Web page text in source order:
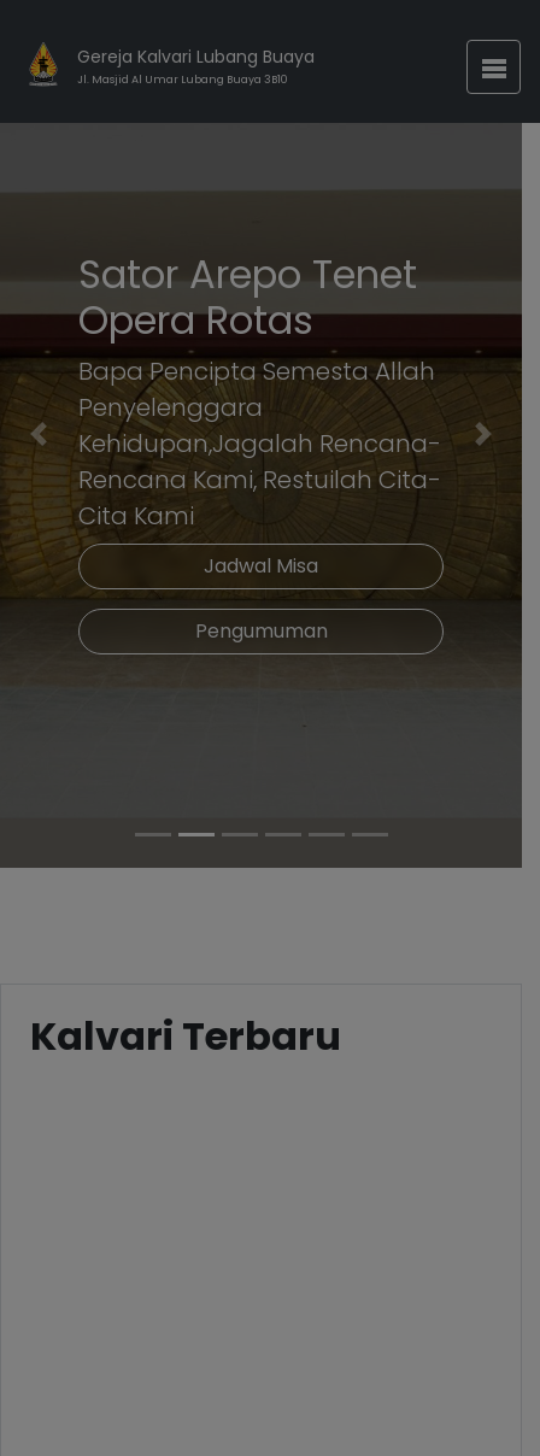
Gereja Kalvari Lubang Buaya
Jl. Masjid Al Umar Lubang Buaya 3B10
Sator Arepo Tenet
Opera Rotas
Bapa Pencipta Semesta Allah
Penyelenggara
Kehidupan,Jagalah Rencana-
Rencana Kami, Restuilah Cita-
Cita Kami
Jadwal Misa
Pengumuman
Previous Next
Kalvari Terbaru